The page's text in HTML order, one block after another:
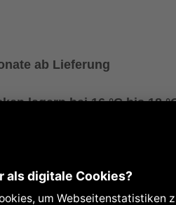
ab Lieferung
lagern bei 16 °C bis 18
"medium"
x H: 275 x T: 55 mm